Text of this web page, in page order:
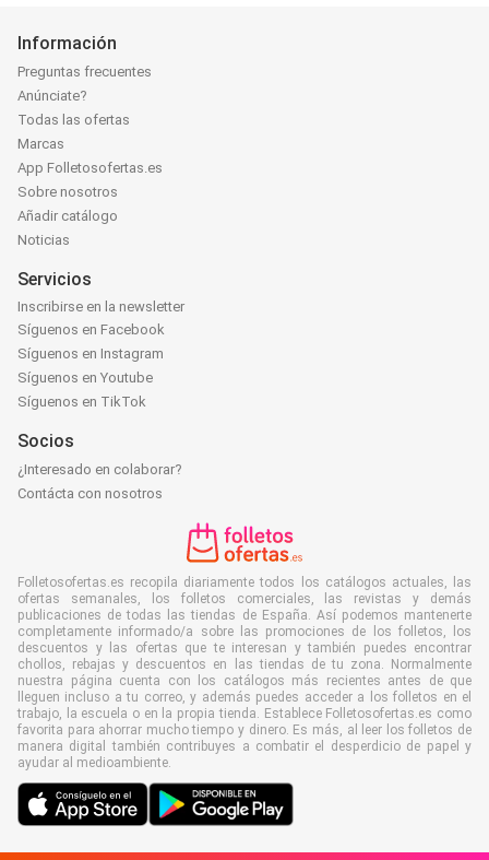
Información
Preguntas frecuentes
Anúnciate?
Todas las ofertas
Marcas
App Folletosofertas.es
Sobre nosotros
Añadir catálogo
Noticias
Servicios
Inscribirse en la newsletter
Síguenos en Facebook
Síguenos en Instagram
Síguenos en Youtube
Síguenos en TikTok
Socios
¿Interesado en colaborar?
Contácta con nosotros
Folletosofertas.es recopila diariamente todos los catálogos actuales, las
ofertas semanales, los folletos comerciales, las revistas y demás
publicaciones de todas las tiendas de España. Así podemos mantenerte
completamente informado/a sobre las promociones de los folletos, los
descuentos y las ofertas que te interesan y también puedes encontrar
chollos, rebajas y descuentos en las tiendas de tu zona. Normalmente
nuestra página cuenta con los catálogos más recientes antes de que
lleguen incluso a tu correo, y además puedes acceder a los folletos en el
trabajo, la escuela o en la propia tienda. Establece Folletosofertas.es como
favorita para ahorrar mucho tiempo y dinero. Es más, al leer los folletos de
manera digital también contribuyes a combatir el desperdicio de papel y
ayudar al medioambiente.